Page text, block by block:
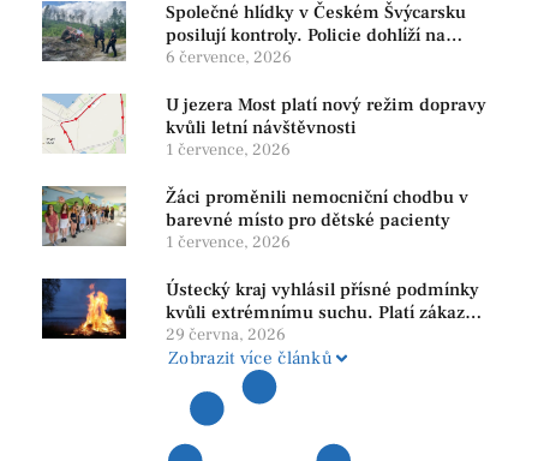
Společné hlídky v Českém Švýcarsku
posilují kontroly. Policie dohlíží na
bezpečnost i ochranu přírody
6 července, 2026
U jezera Most platí nový režim dopravy
kvůli letní návštěvnosti
1 července, 2026
Žáci proměnili nemocniční chodbu v
barevné místo pro dětské pacienty
1 července, 2026
Ústecký kraj vyhlásil přísné podmínky
kvůli extrémnímu suchu. Platí zákaz
ohňů i pyrotechniky
29 června, 2026
Zobrazit více článků